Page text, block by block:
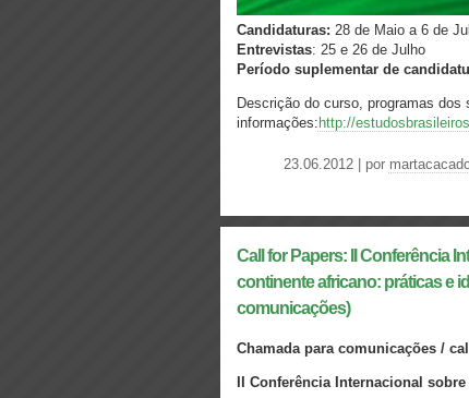
Candidaturas: 28 de Maio a 6 de
Entrevistas: 25 e 26 de Julho
Período suplementar de
Descrição do curso, programas dos
informações: http://
23.06.2012 | por
Call for Papers: II Conferência
continente africano: práticas e
comunicações)
Chamada para comunicações /
II Conferência Internacional